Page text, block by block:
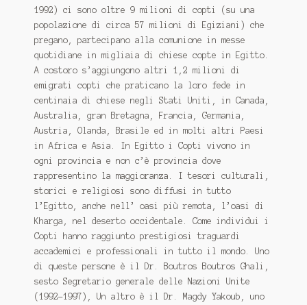
1992) ci sono oltre 9 milioni di copti (su una
popolazione di circa 57 milioni di Egiziani) che
pregano, partecipano alla comunione in messe
quotidiane in migliaia di chiese copte in Egitto.
A costoro s’aggiungono altri 1,2 milioni di
emigrati copti che praticano la loro fede in
centinaia di chiese negli Stati Uniti, in Canada,
Australia, gran Bretagna, Francia, Germania,
Austria, Olanda, Brasile ed in molti altri Paesi
in Africa e Asia. In Egitto i Copti vivono in
ogni provincia e non c’è provincia dove
rappresentino la maggioranza. I tesori culturali,
storici e religiosi sono diffusi in tutto
l’Egitto, anche nell’ oasi più remota, l’oasi di
Kharga, nel deserto occidentale. Come individui i
Copti hanno raggiunto prestigiosi traguardi
accademici e professionali in tutto il mondo. Uno
di queste persone è il Dr. Boutros Boutros Ghali,
sesto Segretario generale delle Nazioni Unite
(1992-1997), Un altro è il Dr. Magdy Yakoub, uno